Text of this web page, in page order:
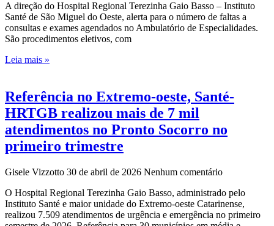
A direção do Hospital Regional Terezinha Gaio Basso – Instituto
Santé de São Miguel do Oeste, alerta para o número de faltas a
consultas e exames agendados no Ambulatório de Especialidades.
São procedimentos eletivos, com
Leia mais »
Referência no Extremo-oeste, Santé-
HRTGB realizou mais de 7 mil
atendimentos no Pronto Socorro no
primeiro trimestre
Gisele Vizzotto 30 de abril de 2026 Nenhum comentário
O Hospital Regional Terezinha Gaio Basso, administrado pelo
Instituto Santé e maior unidade do Extremo-oeste Catarinense,
realizou 7.509 atendimentos de urgência e emergência no primeiro